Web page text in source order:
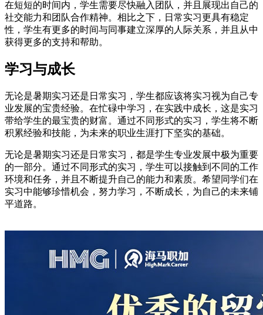
在短短的时间内，学生需要尽快融入团队，并且展现出自己的
社交能力和团队合作精神。相比之下，日常实习更具有稳定
性，学生有更多的时间与同事建立深厚的人际关系，并且从中
获得更多的支持和帮助。
学习与成长
无论是暑期实习还是日常实习，学生都应该将实习视为自己专
业发展的宝贵经验。在忙碌中学习，在实践中成长，这是实习
带给学生的最宝贵的财富。通过不同形式的实习，学生将不断
积累经验和技能，为未来的职业生涯打下坚实的基础。
无论是暑期实习还是日常实习，都是学生专业发展中极为重要
的一部分。通过不同形式的实习，学生可以接触到不同的工作
环境和任务，并且不断提升自己的能力和素质。希望同学们在
实习中能够珍惜机会，努力学习，不断成长，为自己的未来铺
平道路。